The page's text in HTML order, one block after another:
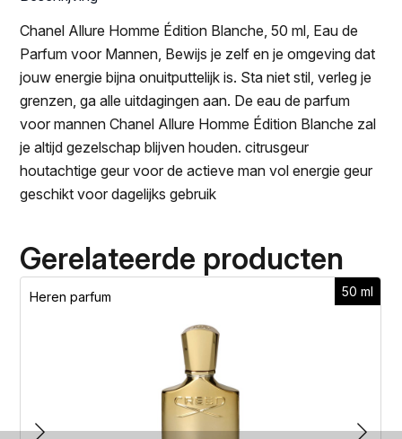
Chanel Allure Homme Édition Blanche, 50 ml, Eau de
Parfum voor Mannen, Bewijs je zelf en je omgeving dat
jouw energie bijna onuitputtelijk is. Sta niet stil, verleg je
grenzen, ga alle uitdagingen aan. De eau de parfum
voor mannen Chanel Allure Homme Édition Blanche zal
je altijd gezelschap blijven houden. citrusgeur
houtachtige geur voor de actieve man vol energie geur
geschikt voor dagelijks gebruik
Gerelateerde producten
50 ml
Heren parfum